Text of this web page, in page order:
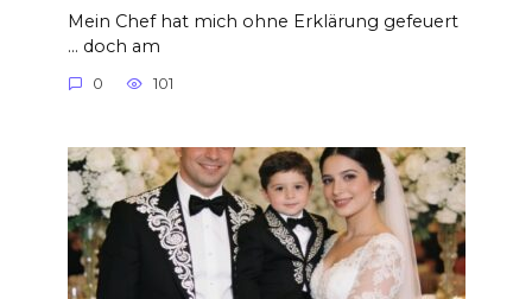
Mein Chef hat mich ohne Erklärung gefeuert
… doch am
0 101